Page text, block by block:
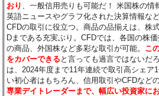
おり
、一般信用売りも可能だ！ 米国株の
英語ニュースやグラフ化された決算情報な
CFDの取引に役立つ。商品の品揃えは、株
Dまである充実ぶり。CFDでは、各国の株
の商品、外国株など多彩な取引が可能。 こ
をカバーできる と言っても過言ではないだ
は、2024年度まで11年連続で取引高シェア
い初心者はもちろん、信用取引やCFDなど
専業デイトレーダーまで、幅広い投資家に